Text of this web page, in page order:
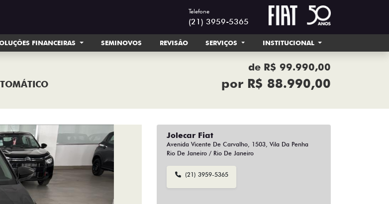
Telefone
(21) 3959-5365
FINANCEIRAS SEMINOVOS REVISÃO SERVIÇOS INSTITUCIONAL
de R$ 99.990,00
por R$ 88.990,00
Jolecar Fiat
Avenida Vicente De Carvalho, 1503, Vila Da Penha
Rio De Janeiro / Rio De Janeiro
(21) 3959-5365